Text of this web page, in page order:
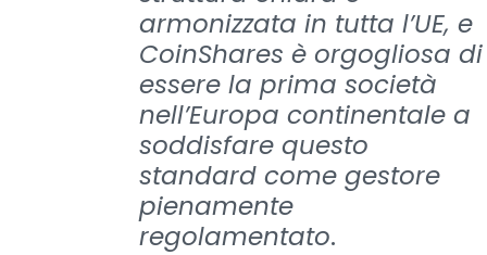
armonizzata in tutta l’UE, e
CoinShares è orgogliosa di
essere la prima società
nell’Europa continentale a
soddisfare questo
standard come gestore
pienamente
regolamentato.